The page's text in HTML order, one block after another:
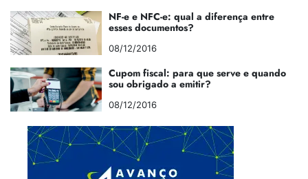
NF-e e NFC-e: qual a diferença entre
esses documentos?
08/12/2016
Cupom fiscal: para que serve e quando
sou obrigado a emitir?
08/12/2016